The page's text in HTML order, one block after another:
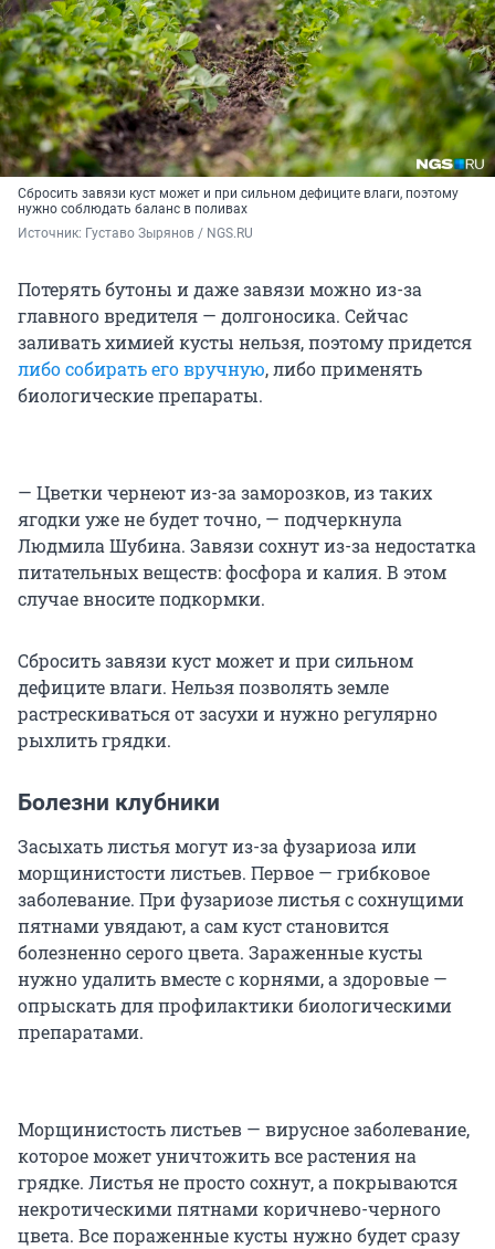
Сбросить завязи куст может и при сильном дефиците влаги, поэтому
нужно соблюдать баланс в поливах
Источник: Густаво Зырянов / NGS.RU
Потерять бутоны и даже завязи можно из-за
главного вредителя — долгоносика. Сейчас
заливать химией кусты нельзя, поэтому придется
либо собирать его вручную, либо применять
биологические препараты.
— Цветки чернеют из-за заморозков, из таких
ягодки уже не будет точно, — подчеркнула
Людмила Шубина. Завязи сохнут из-за недостатка
питательных веществ: фосфора и калия. В этом
случае вносите подкормки.
Сбросить завязи куст может и при сильном
дефиците влаги. Нельзя позволять земле
растрескиваться от засухи и нужно регулярно
рыхлить грядки.
Болезни клубники
Засыхать листья могут из-за фузариоза или
морщинистости листьев. Первое — грибковое
заболевание. При фузариозе листья с сохнущими
пятнами увядают, а сам куст становится
болезненно серого цвета. Зараженные кусты
нужно удалить вместе с корнями, а здоровые —
опрыскать для профилактики биологическими
препаратами.
Морщинистость листьев — вирусное заболевание,
которое может уничтожить все растения на
грядке. Листья не просто сохнут, а покрываются
некротическими пятнами коричнево-черного
цвета. Все пораженные кусты нужно будет сразу